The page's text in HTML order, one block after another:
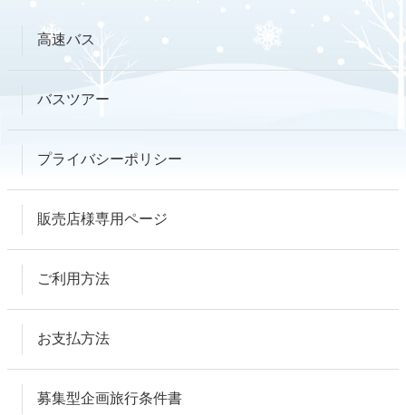
高速バス
バスツアー
プライバシーポリシー
販売店様専用ページ
ご利用方法
お支払方法
募集型企画旅行条件書